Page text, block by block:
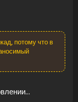
потому что в